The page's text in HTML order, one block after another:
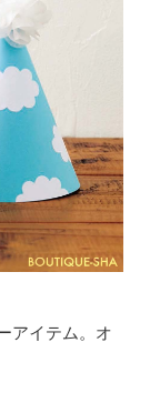
アイテム。オ